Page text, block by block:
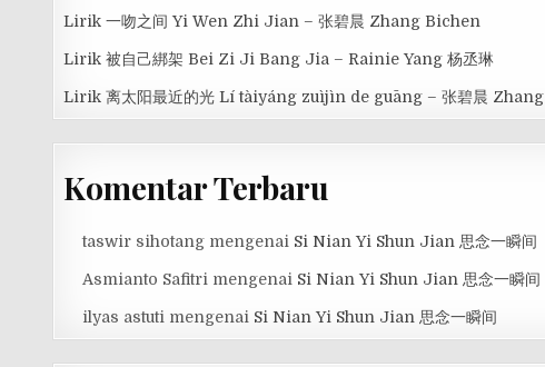
Lirik 一吻之间 Yi Wen Zhi Jian – 张碧晨 Zhang Bichen
Lirik 被自己綁架 Bei Zi Ji Bang Jia – Rainie Yang 杨丞琳
Lirik 离太阳最近的光 Lí tàiyáng zuìjìn de guāng – 张碧晨
Komentar Terbaru
taswir sihotangmengenai Si Nian Yi Shun Jian 思念一瞬间
Asmianto Safitri mengenai Si Nian Yi Shun Jian 思念一瞬间
ilyas astuti mengenai Si Nian Yi Shun Jian 思念一瞬间